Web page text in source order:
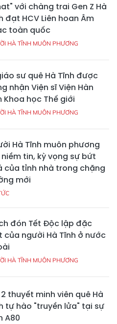
với chàng trai Gen Z Hà
đạt HCV Liên hoan Âm
toàn quốc
HÀ TĨNH MUÔN PHƯƠNG
sư quê Hà Tĩnh được
nhận Viện sĩ Viện Hàn
Khoa học Thế giới
HÀ TĨNH MUÔN PHƯƠNG
Hà Tĩnh muôn phương
tin, kỳ vọng sự bứt
của tỉnh nhà trong chặng
mới
đón Tết Độc lập đặc
của người Hà Tĩnh ở nước
HÀ TĨNH MUÔN PHƯƠNG
2 thuyết minh viên quê Hà
tự hào "truyền lửa" tại sự
A80